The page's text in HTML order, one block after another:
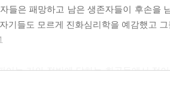
들은 패망하고 남은 생존자들이 후손을
기들도 모르게 진화심리학을 예감했고
어는 거의 절반에 달하는 희곡들에서 적